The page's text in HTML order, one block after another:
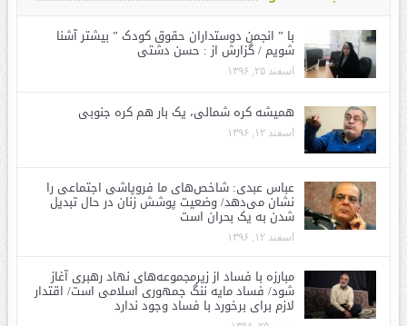
با ” انجمن دوستداران حقوق کودک ” بیشتر آشنا
شویم / گزارش از : حسن دشتی
اسفند ۲۵, ۱۳۹۶
همیشه کره شمالی، یک بار هم کره جنوبی
اسفند ۱۲, ۱۳۹۶
عباس عبدی: شاخص‌های ما فروپاشی اجتماعی را
نشان می‌دهد/ وضعیت پوشش زنان در حال تبدیل
شدن به یک بحران است
اسفند ۱۲, ۱۳۹۶
مبارزه با فساد از زیرمجموعه‌های نهاد رهبری آغاز
شود/ فساد مایه ننگ جمهوری اسلامی است/ اقتدار
لازم برای برخورد با فساد وجود ندارد